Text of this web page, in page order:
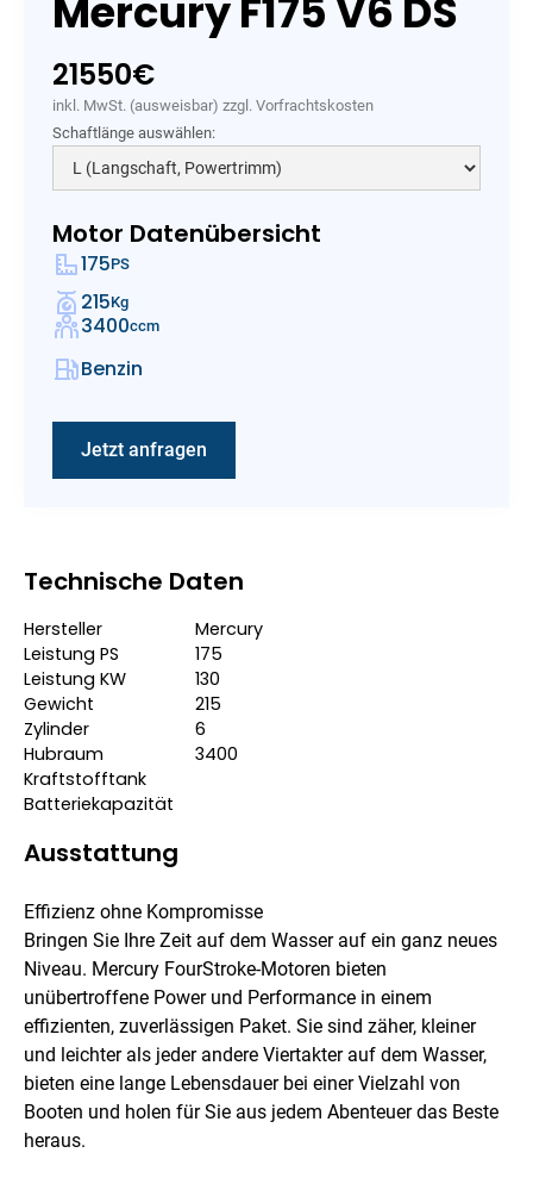
Mercury F175 V6 DS
21550€
inkl. MwSt. (ausweisbar) zzgl. Vorfrachtskosten
Schaftlänge auswählen:
Motor Datenübersicht
175PS
215Kg
3400ccm
Benzin
Jetzt anfragen
Technische Daten
Hersteller
Mercury
Leistung PS
175
Leistung KW
130
Gewicht
215
Zylinder
6
Hubraum
3400
Kraftstofftank
Batteriekapazität
Ausstattung
Effizienz ohne Kompromisse
Bringen Sie Ihre Zeit auf dem Wasser auf ein ganz neues
Niveau. Mercury FourStroke-Motoren bieten
unübertroffene Power und Performance in einem
effizienten, zuverlässigen Paket. Sie sind zäher, kleiner
und leichter als jeder andere Viertakter auf dem Wasser,
bieten eine lange Lebensdauer bei einer Vielzahl von
Booten und holen für Sie aus jedem Abenteuer das Beste
heraus.